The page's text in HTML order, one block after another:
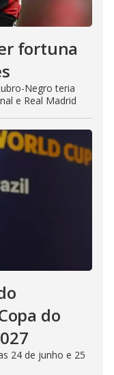
fortuna
Negro teria
e Real Madrid
do
24 de junho e 25